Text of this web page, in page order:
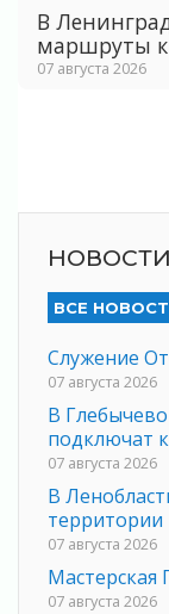
В
маршруты
07 августа 2026
НОВОСТИ
ВСЕ
Служение
07 августа 2026
В
подключат
07 августа 2026
В
территории
07 августа 2026
Мастерская
07 августа 2026